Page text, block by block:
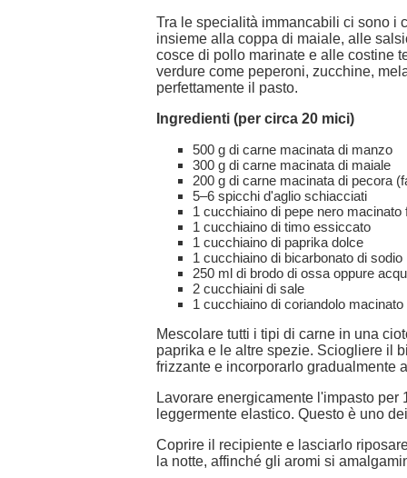
Tra le specialità immancabili ci sono i
insieme alla coppa di maiale, alle
cosce di pollo marinate e alle costine
verdure come peperoni, zucchine,
perfettamente il pasto.
Ingredienti (per circa 20 mici)
500 g di carne macinata di manzo
300 g di carne macinata di maiale
200 g di carne macinata di pecora
5–6 spicchi d'aglio schiacciati
1 cucchiaino di pepe nero macinato
1 cucchiaino di timo essiccato
1 cucchiaino di paprika dolce
1 cucchiaino di bicarbonato di sodio
250 ml di brodo di ossa oppure
2 cucchiaini di sale
1 cucchiaino di coriandolo
Mescolare tutti i tipi di carne in una
paprika e le altre spezie. Sciogliere il
frizzante e incorporarlo gradualmente
Lavorare energicamente l'impasto
leggermente elastico. Questo è uno
Coprire il recipiente e lasciarlo
la notte, affinché gli aromi si